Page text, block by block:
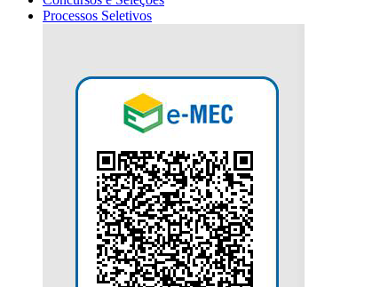
Processos Seletivos